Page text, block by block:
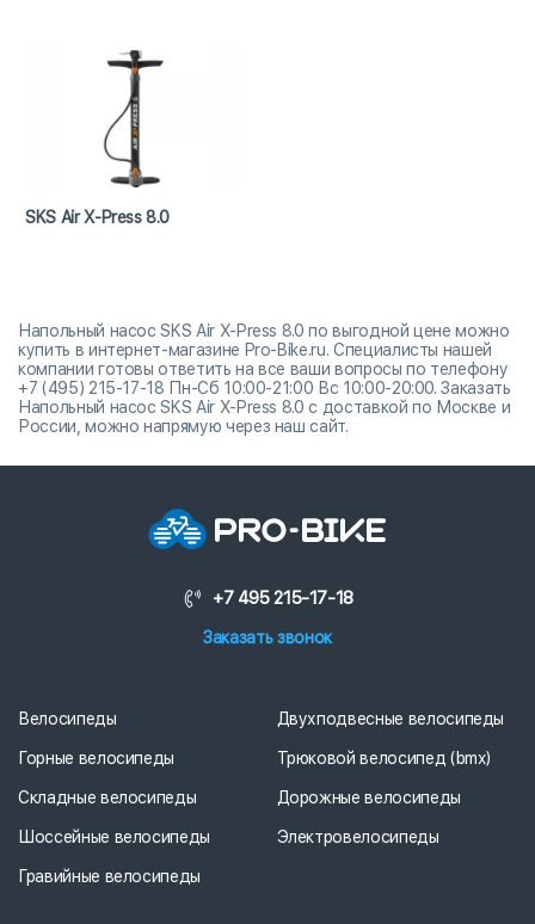
SKS Air X-Press 8.0
Напольный насос SKS Air X-Press 8.0 по выгодной цене можно
купить в интернет-магазине Pro-Bike.ru. Специалисты нашей
компании готовы ответить на все ваши вопросы по телефону
+7 (495) 215-17-18 Пн-Сб 10:00-21:00 Вс 10:00-20:00. Заказать
Напольный насос SKS Air X-Press 8.0 с доставкой по Москве и
России, можно напрямую через наш сайт.
+7 495 215-17-18
Заказать звонок
Велосипеды
Горные велосипеды
Складные велосипеды
Шоссейные велосипеды
Гравийные велосипеды
Двухподвесные велосипеды
Трюковой велосипед (bmx)
Дорожные велосипеды
Электровелосипеды